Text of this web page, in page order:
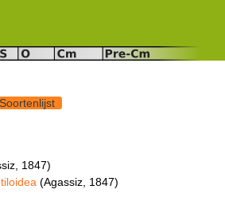
Soortenlijst
1847)
(Agassiz, 1847)